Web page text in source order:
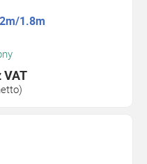
1.8m